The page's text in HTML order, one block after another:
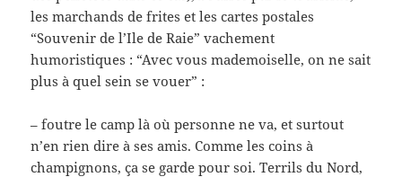
les marchands de frites et les cartes postales
“Souvenir de l’Ile de Raie” vachement
humoristiques : “Avec vous mademoiselle, on ne sait
plus à quel sein se vouer” :
– foutre le camp là où personne ne va, et surtout
n’en rien dire à ses amis. Comme les coins à
champignons, ça se garde pour soi. Terrils du Nord,